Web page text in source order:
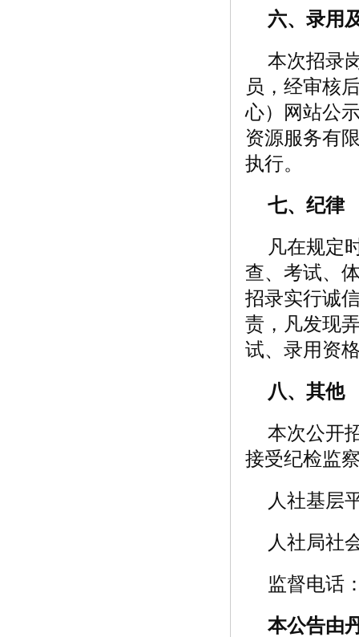
六、录用
本次招录
员，经审核
心）网站公
资源服务有
执行。
七、纪律
凡在规定
查、考试、
招录实行诚
责，凡发现
试、录用资
八、其他
本次公开
接受纪检监
人社基层
人社局社
监督电话
本公告由